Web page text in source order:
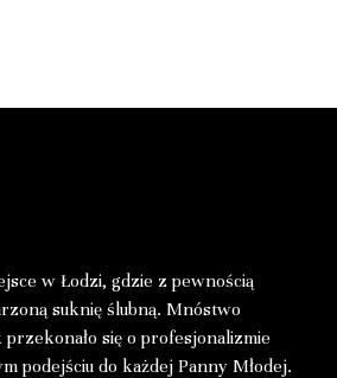
w Łodzi, gdzie z pewnością
suknię ślubną. Mnóstwo
się o profesjonalizmie
podejściu do każdej Panny Młodej.